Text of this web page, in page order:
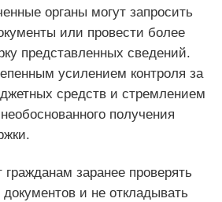
органы могут запросить
или провести более
представленных сведений.
усилением контроля за
средств и стремлением
получения
заранее проверять
и не откладывать